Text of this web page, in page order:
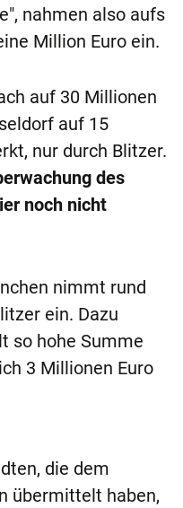
nahmen also aufs
Million Euro ein.
auf 30 Millionen
auf 15
nur durch Blitzer.
des
noch nicht
nimmt rund
ein. Dazu
so hohe Summe
3 Millionen Euro
die dem
übermittelt haben,